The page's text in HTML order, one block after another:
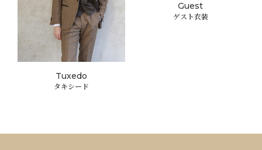
Tuxedo
タキシード
Guest
ゲスト衣装